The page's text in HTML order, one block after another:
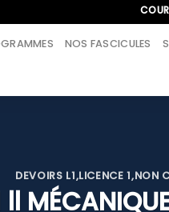
COURS
NOS FASCICULES
DEVOIRS L1,LICENCE 1,NON
ll